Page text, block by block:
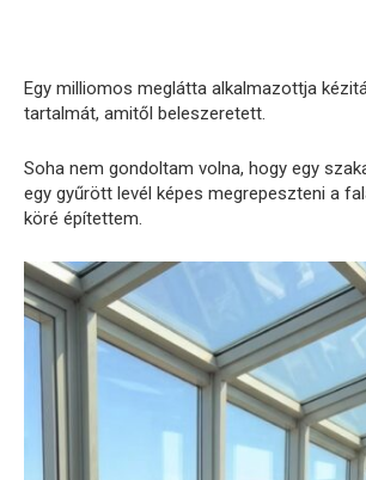
Egy milliomos meglátta alkalmazottja
tartalmát, amitől beleszeretett.
Soha nem gondoltam volna, hogy egy
egy gyűrött levél képes megrepeszteni a
köré építettem.